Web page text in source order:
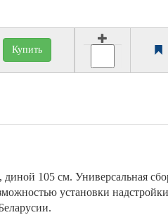
Купить
105 см. Универсальная
установки надстройки